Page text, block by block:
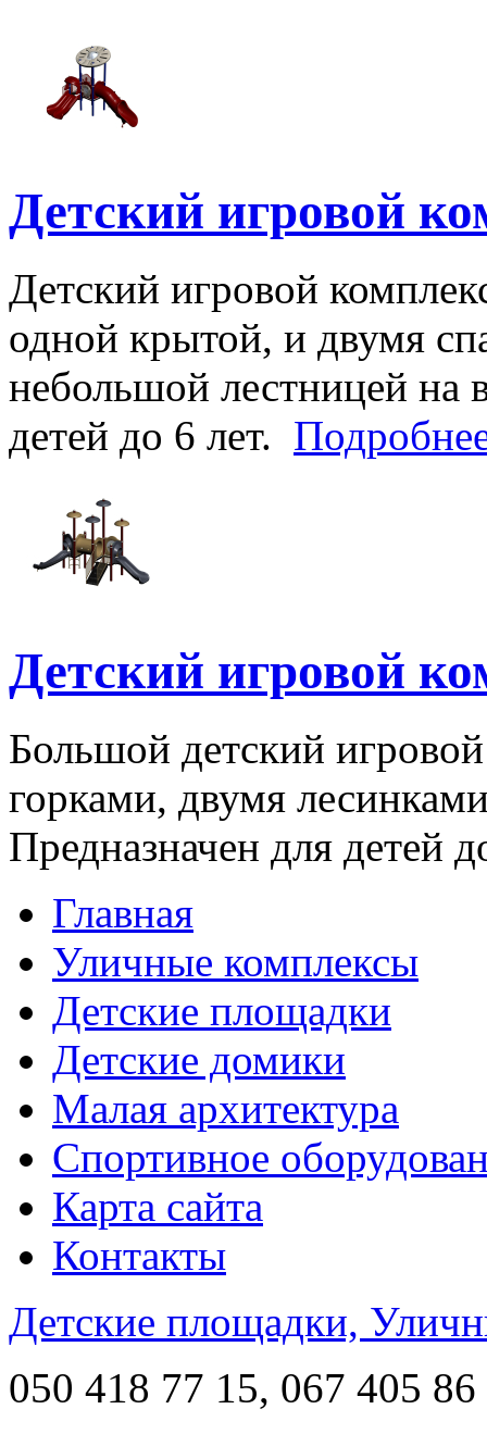
Детский игровой
Детский игровой
одной крытой, и двумя
небольшой лестницей на
детей до 6 лет.
Детский игровой
Большой детский
горками, двумя
Предназначен для детей
Главная
Уличные комплексы
Детские площадки
Детские домики
Малая архитектура
Спортивное
Карта сайта
Контакты
Детские площадки,
050 418 77 15, 067 405 86